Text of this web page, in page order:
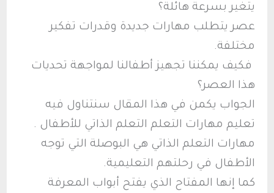
يتغير بسرعة هائلة؟
عصر يتطلب مهارات جديدة وقدرات تفكير
مختلفة.
فكيف يمكننا تجهيز أطفالنا لمواجهة تحديات
هذا العصر؟
الجواب يكمن في هذا المقال سنتناول فيه
تعليم مهارات التعلم التعلم الذاتي للأطفال .
مهارات التعلم الذاتي هي البوصلة التي توجه
الأطفال في رحلتهم التعليمية.
كما إنها المفتاح الذي يفتح أبواب المعرفة